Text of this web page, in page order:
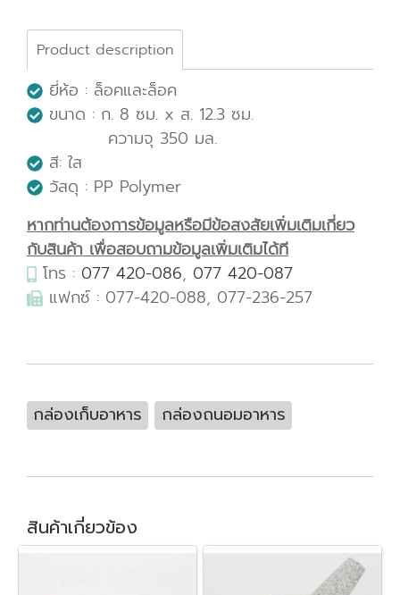
Product description
ยี่ห้อ : ล็อคและล็อค
ขนาด : ก. 8 ซม. x ส. 12.3 ซม.
ความจุ 350 มล.
สี: ใส
วัสดุ : PP Polymer
หากท่านต้องการข้อมูลหรือมีข้อสงสัยเพิ่มเติมเกี่ยว
กับสินค้า เพื่อสอบถามข้อมูลเพิ่มเติมได้ที
โทร : 077 420-086, 077 420-087
แฟกซ์ : 077-420-088, 077-236-257
กล่องเก็บอาหาร กล่องถนอมอาหาร
สินค้าเกี่ยวข้อง